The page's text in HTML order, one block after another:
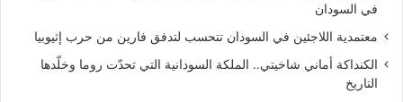
في السودان
معتمدية اللاجئين في السودان تتحسب لتدفق فارين من حرب إثيوبيا
الكنداكة أماني شاخيتي.. الملكة السودانية التي تحدّت روما وخلّدها
التاريخ